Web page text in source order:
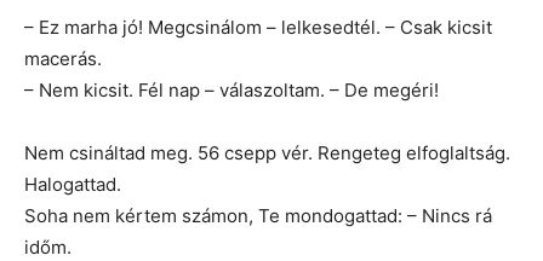
– Ez marha jó! Megcsinálom – lelkesedtél. – Csak kicsit
macerás.
– Nem kicsit. Fél nap – válaszoltam. – De megéri!
Nem csináltad meg. 56 csepp vér. Rengeteg elfoglaltság.
Halogattad.
Soha nem kértem számon, Te mondogattad: – Nincs rá
időm.